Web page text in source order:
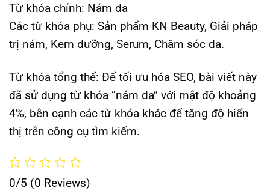
Từ khóa chính: Nám da
Các từ khóa phụ: Sản phẩm KN Beauty, Giải pháp
trị nám, Kem dưỡng, Serum, Chăm sóc da.
Từ khóa tổng thể: Để tối ưu hóa SEO, bài viết này
đã sử dụng từ khóa “nám da” với mật độ khoảng
4%, bên cạnh các từ khóa khác để tăng độ hiển
thị trên công cụ tìm kiếm.
0/5 (0 Reviews)